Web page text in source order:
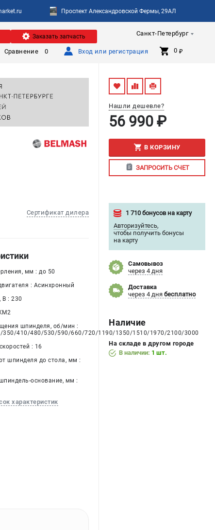
Проспект Александровской Фермы, 29АЛ
Санкт-Петербург
Заказать запчасть
Сравнение 0 Вход или регистрация 0 ₽
Сертификат дилера
Нашли дешевле?
56 990 ₽
В КОРЗИНУ
ЗАПРОСИТЬ СЧЕТ
1 710 бонусов на карту
Авторизуйтесь,
чтобы получить бонусы
на карту
Самовывоз
через 4 дня
Доставка
через 4 дня бесплатно
Наличие
На складе в другом городе
В наличии: 1 шт.
мм : до 50
: Асинхронный
В : 230
шпинделя, об/мин :
350/410/480/530/590/660/720/1190/1350/1510/1970/2100/3000
: 16
шпинделя до стола, мм :
основание, мм :
характеристик